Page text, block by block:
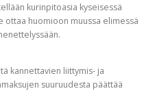
kurinpitoasia kyseisessä
ottaa huomioon muussa elimessä
kannettavien liittymis- ja
suuruudesta päättää